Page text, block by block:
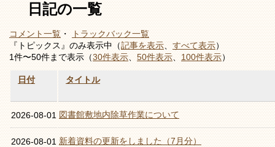
日記の一覧
コメント一覧 ・
トラックバック一覧
『トピックス』のみ表示中（記事を表示 すべて表示）
1件〜50件まで表示（30件表示 50件表示 100件表示）
日付 タイトル
2026-08-01 図書館敷地内除草作業について
2026-08-01 新着資料の更新をしました（7月分）